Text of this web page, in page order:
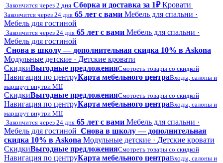
Закончится через 2 дня Сборка и доставка за 1₽ Кровати
Закончится через 24 дня 65 лет с вами Мебель для спальни ·
Мебель для гостиной
Закончится через 24 дня 65 лет с вами Мебель для спальни ·
Мебель для гостиной
Снова в школу — дополнительная скидка 10% в Askona
Модульные детские · Детские кровати
СкидкиВыгодные предложенияСмотреть товары со скидкой
Навигация по центруКарта мебельного центраВходы, салоны и
маршрут внутри МЦ
СкидкиВыгодные предложенияСмотреть товары со скидкой
Навигация по центруКарта мебельного центраВходы, салоны и
маршрут внутри МЦ
Закончится через 24 дня 65 лет с вами Мебель для спальни ·
Мебель для гостиной Снова в школу — дополнительная
скидка 10% в Askona Модульные детские · Детские кровати
СкидкиВыгодные предложенияСмотреть товары со скидкой
Навигация по центруКарта мебельного центраВходы, салоны и